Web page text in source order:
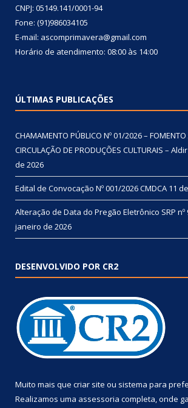
CNPJ: 05149.141/0001-94
Fone: (91)986034105
E-mail: ascomprimavera@gmail.com
Horário de atendimento: 08:00 às 14:00
ÚLTIMAS PUBLICAÇÕES
CHAMAMENTO PÚBLICO Nº 01/2026 – FOMENTO
CIRCULAÇÃO DE PRODUÇÕES CULTURAIS –
de 2026
Edital de Convocação Nº 001/2026 CMDCA 11
Alteração de Data do Pregão Eletrônico SRP nº
janeiro de 2026
DESENVOLVIDO POR CR2
Muito mais que criar site ou sistema para
Realizamos uma assessoria completa, onde